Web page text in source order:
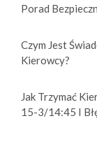
Porad
Czym Jest
Kierowcy?
Jak Trzymać
15-3/14:45 I